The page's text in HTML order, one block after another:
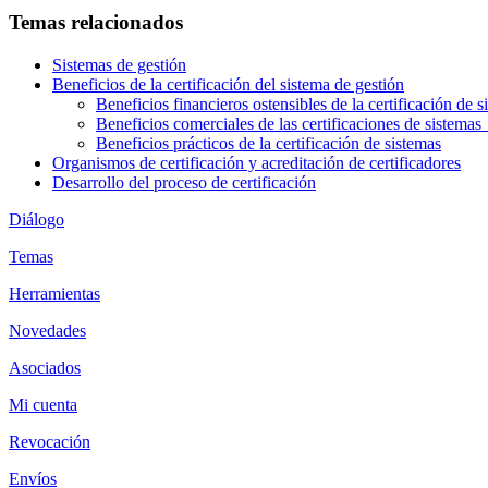
Temas relacionados
Sistemas de gestión
Beneficios de la certificación del sistema de gestión
Beneficios financieros ostensibles de la certificación de
Beneficios comerciales de las certificaciones de
Beneficios prácticos de la certificación de sistemas
Organismos de certificación y acreditación de certificadores
Desarrollo del proceso de certificación
Diálogo
Temas
Herramientas
Novedades
Asociados
Mi cuenta
Revocación
Envíos